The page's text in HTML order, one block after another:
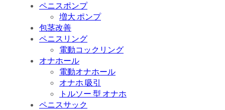
ペニスポンプ
増大 ポンプ
包茎改善
ペニスリング
電動コックリング
オナホール
電動オナホール
オナホ 吸引
トルソー 型 オナホ
ペニスサック